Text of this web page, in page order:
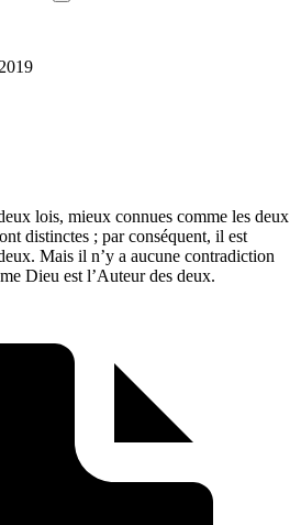
lois, mieux connues comme les deux
distinctes ; par conséquent, il est
Mais il n’y a aucune contradiction
Dieu est l’Auteur des deux.